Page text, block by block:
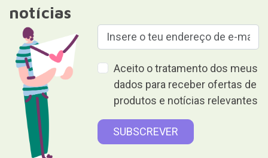
notícias
Aceito o tratamento dos meus
dados para receber ofertas de
produtos e notícias relevantes